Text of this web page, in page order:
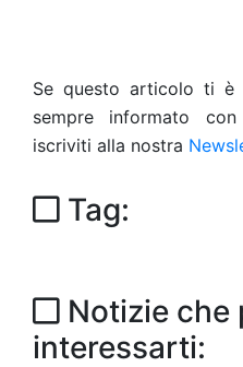
Se questo articolo ti è
sempre informato
iscriviti alla nostra
Tag:
Notizie che
interessarti: